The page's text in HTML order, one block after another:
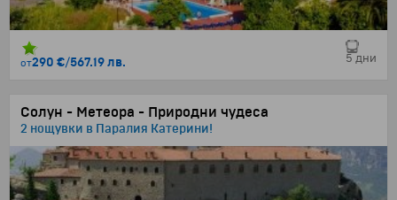
от290 €/567.19 лв. 5 дни
Солун - Метеора - Природни чудеса
2 нощувки в Паралия Катерини!